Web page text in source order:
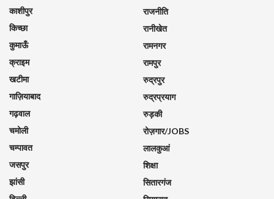
काशीपुर
किच्छा
कुमाऊँ
क्राइम
खटीमा
गाज़ियाबाद
गढ़वाल
चमोली
चम्पावत
जसपुर
झांसी
राजनीति
रानीखेत
रामनगर
रामपुर
रुद्रपुर
रुद्रप्रयाग
रुड़की
रोज़गार/JOBS
लालकुआं
शिक्षा
सितारगंज